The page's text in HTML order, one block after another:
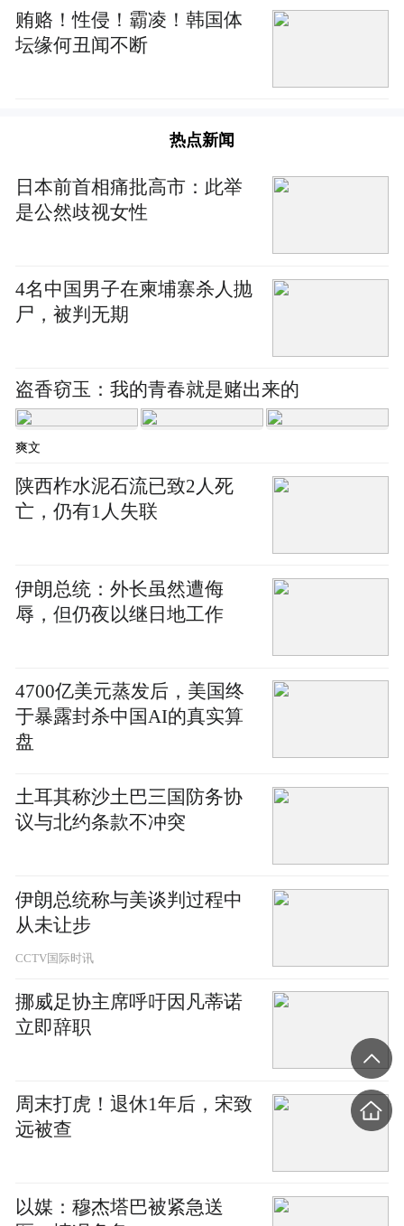
贿赂！性侵！霸凌！韩国体
坛缘何丑闻不断
热点新闻
日本前首相痛批高市：此举
是公然歧视女性
4名中国男子在柬埔寨杀人抛
尸，被判无期
盗香窃玉：我的青春就是赌出来的
爽文
陕西柞水泥石流已致2人死
亡，仍有1人失联
伊朗总统：外长虽然遭侮
辱，但仍夜以继日地工作
4700亿美元蒸发后，美国终
于暴露封杀中国AI的真实算
盘
土耳其称沙土巴三国防务协
议与北约条款不冲突
伊朗总统称与美谈判过程中
从未让步
CCTV国际时讯
挪威足协主席呼吁因凡蒂诺
立即辞职
周末打虎！退休1年后，宋致
远被查
以媒：穆杰塔巴被紧急送